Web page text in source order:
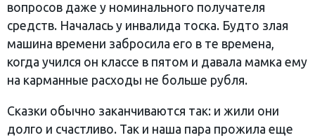
вопросов даже у номинального получателя
средств. Началась у инвалида тоска. Будто злая
машина времени забросила его в те времена,
когда учился он классе в пятом и давала мамка ему
на карманные расходы не больше рубля.
Сказки обычно заканчиваются так: и жили они
долго и счастливо. Так и наша пара прожила еще